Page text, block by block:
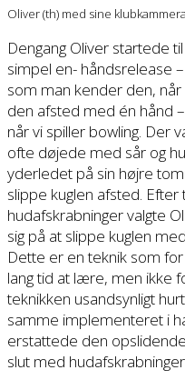
Oliver (th) med sine
Dengang Oliver startede
simpel en- håndsrelease
som man kender den,
den afsted med én hånd
når vi spiller bowling. Der
ofte døjede med sår og
yderledet på sin højre
slippe kuglen afsted.
hudafskrabninger valgte
sig på at slippe kuglen
Dette er en teknik som
lang tid at lære, men ikke
teknikken usandsynligt
samme implementeret i
erstattede den
slut med hudafskrabninger.